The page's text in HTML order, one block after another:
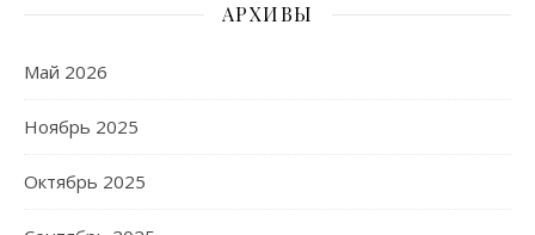
АРХИВЫ
Май 2026
Ноябрь 2025
Октябрь 2025